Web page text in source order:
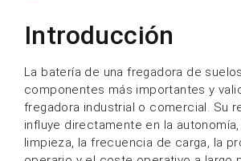
Introducción
La batería de una fregadora de
componentes más importantes y
fregadora industrial o comercial. Su
influye directamente en la
limpieza, la frecuencia de carga, la